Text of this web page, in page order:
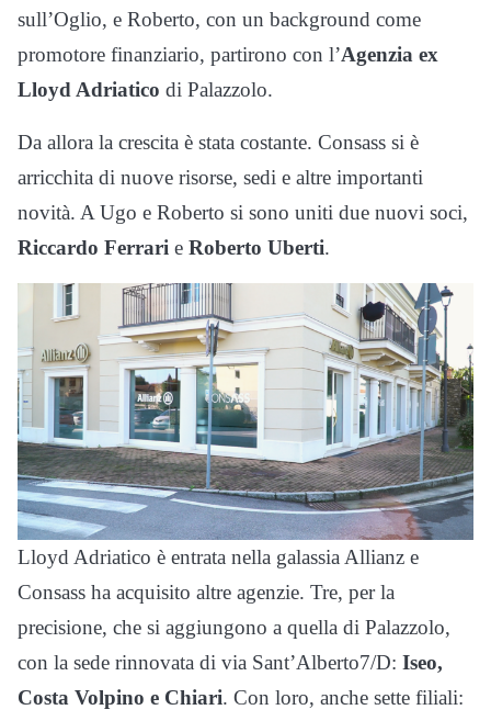
sull’Oglio, e Roberto, con un background come
promotore finanziario, partirono con l’Agenzia ex
Lloyd Adriatico di Palazzolo.
Da allora la crescita è stata costante. Consass si è
arricchita di nuove risorse, sedi e altre importanti
novità. A Ugo e Roberto si sono uniti due nuovi soci,
Riccardo Ferrari e Roberto Uberti.
Lloyd Adriatico è entrata nella galassia Allianz e
Consass ha acquisito altre agenzie. Tre, per la
precisione, che si aggiungono a quella di Palazzolo,
con la sede rinnovata di via Sant’Alberto7/D: Iseo,
Costa Volpino e Chiari. Con loro, anche sette filiali: